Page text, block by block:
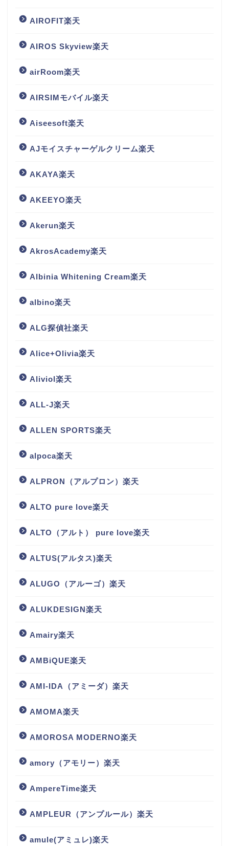
AIROFIT楽天
AIROS Skyview楽天
airRoom楽天
AIRSIMモバイル楽天
Aiseesoft楽天
AJモイスチャーゲルクリーム楽天
AKAYA楽天
AKEEYO楽天
Akerun楽天
AkrosAcademy楽天
Albinia Whitening Cream楽天
albino楽天
ALG探偵社楽天
Alice+Olivia楽天
Aliviol楽天
ALL-J楽天
ALLEN SPORTS楽天
alpoca楽天
ALPRON（アルプロン）楽天
ALTO pure love楽天
ALTO（アルト） pure love楽天
ALTUS(アルタス)楽天
ALUGO（アルーゴ）楽天
ALUKDESIGN楽天
Amairy楽天
AMBiQUE楽天
AMI-IDA（アミーダ）楽天
AMOMA楽天
AMOROSA MODERNO楽天
amory（アモリー）楽天
AmpereTime楽天
AMPLEUR（アンプルール）楽天
amule(アミュレ)楽天